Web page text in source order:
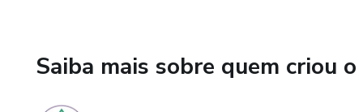
Saiba mais sobre quem criou